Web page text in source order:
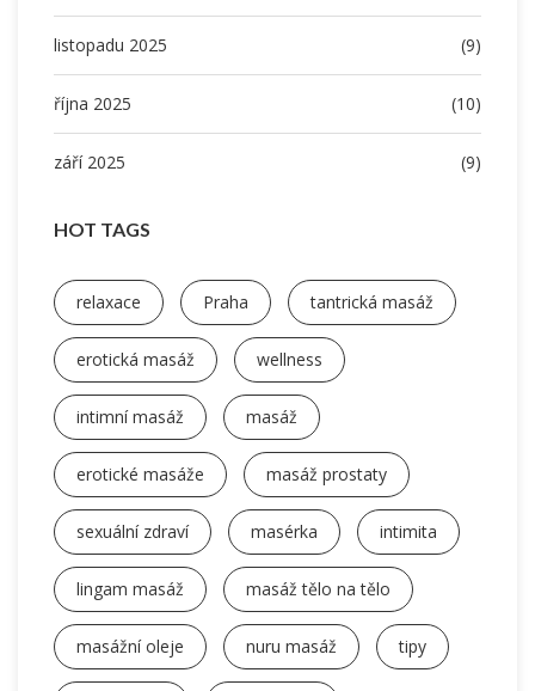
listopadu 2025 (9)
října 2025 (10)
září 2025 (9)
HOT TAGS
relaxace Praha tantrická masáž
erotická masáž wellness
intimní masáž masáž
erotické masáže masáž prostaty
sexuální zdraví masérka intimita
lingam masáž masáž tělo na tělo
masážní oleje nuru masáž tipy